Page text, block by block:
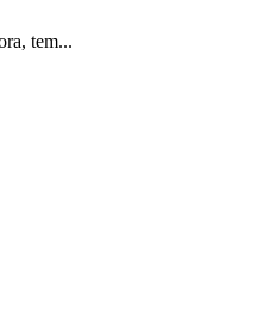
tem...